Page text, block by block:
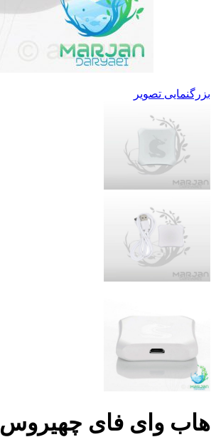
بزرگنمایی تصویر
هاب وای فای چهیروس